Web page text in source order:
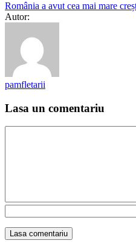
România a avut cea mai mare
Autor:
pamfletarii
Lasa un comentariu